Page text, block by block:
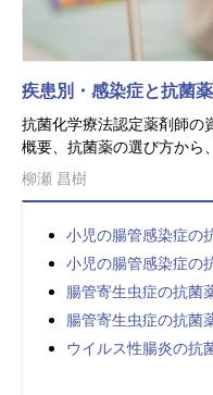
疾患別・感染症と抗菌
抗菌化学療法認定薬剤師の
概要、抗菌薬の選び方から
柳瀬 昌樹
小児の腸管感染症の
小児の腸管感染症の
腸管寄生虫症の抗菌
腸管寄生虫症の抗菌
ウイルス性腸炎の抗